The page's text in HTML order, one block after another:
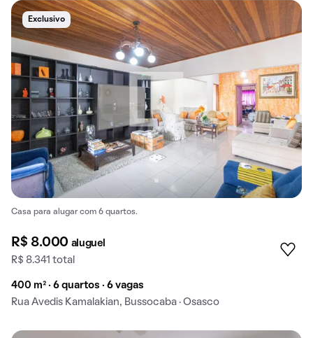
Exclusivo
Casa para alugar com 6 quartos.
R$ 8.000 aluguel
R$ 8.341 total
400 m² · 6 quartos · 6 vagas
Rua Avedis Kamalakian, Bussocaba · Osasco